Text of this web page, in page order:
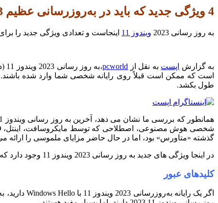
4 ویژگی جدید که باید در به‌روزرسانی عظیم 2023 ویندوز 11 امتحان کنید
به روز رسانی 2023 ویندوز 11 اینجاست و تعدادی ویژگی جدید را
به گزارش اپست به نقل از pcworld
است که ممکن است قبلاً روی رایانه شخصی شما وارد شده باشند.
طول بکشد.
همانطور که بررسی ما نشان می دهد، آخرین به روز رسانی ویندوز 11 2023 معنادار است، به گونه ای که ویندوز برای مدتی این کار را نکرده است.
شخصی هوش مصنوعی، اصطلاحی که توسط مایکروسافت، اینتل، AMD، کوالکام و سازندگان رایانه شخصی استفاده شده است.
گذشته «متاورس» بود، اما در حال حاضر مزایای ملموسی را ارائه
در اینجا ویژگی های جدید به روز رسانی 2023 ویندوز 11 وجود دارد که باید آنها را امتحان کنید.
کلیدهای عبور
اگر یک رایانه به‌روزرسانی 2023 ویندوز 11 با Windows Hello دارید، به کلیدهای عبور دسترسی خواهید داشت – آینده‌ای بدون رمز عبور که نمی‌توانید به این زودی به اینجا برسید.